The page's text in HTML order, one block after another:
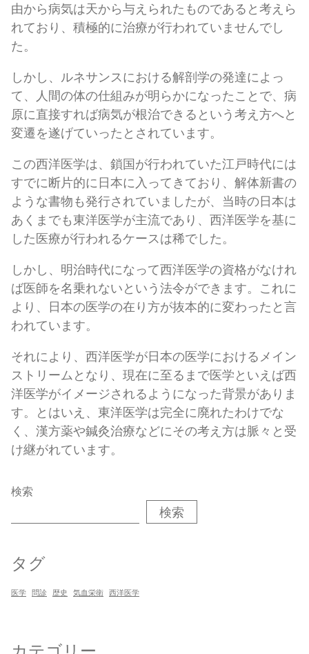
由から病気は天から与えられたものであると考えら
れており、積極的に治療が行われていませんでし
た。
しかし、ルネサンスにおける解剖学の発達によっ
て、人間の体の仕組みが明らかになったことで、病
原に直接すれば病気が根治できるという考え方へと
変遷を遂げていったとされています。
この西洋医学は、鎖国が行われていた江戸時代には
すでに断片的に日本に入ってきており、解体新書の
ような書物も発行されていましたが、当時の日本は
あくまでも東洋医学が主流であり、西洋医学を基に
した医療が行われるケースは稀でした。
しかし、明治時代になって西洋医学の資格がなけれ
ば医師を名乗れないという法令ができます。これに
より、日本の医学の在り方が抜本的に変わったと言
われています。
それにより、西洋医学が日本の医学におけるメイン
ストリームとなり、現在に至るまで医学といえば西
洋医学がイメージされるようになった背景がありま
す。とはいえ、東洋医学は完全に廃れたわけでな
く、漢方薬や鍼灸治療などにその考え方は脈々と受
け継がれています。
検索
検索
タグ
医学 問診 歴史 気血栄衛 西洋医学